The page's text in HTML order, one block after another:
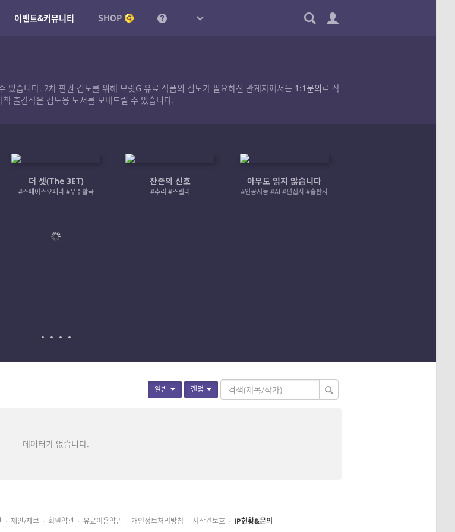
이벤트&커뮤니티 SHOP
있습니다. 2차 판권 검토를 위해 브릿G 유료 작품의 검토가 필요하신 관계자께서는 1:1문의로 작
출간작은 검토용 도서를 보내드릴 수 있습니다.
더 셋(The 3ET)
#스페이스오페라 #우주활극
잔존의 신호
#추리 #스릴러
아무도 읽지 않습니다
#인공지능 #AI #편집자 #출판사
일반 랜덤
데이터가 없습니다.
· 제안/제보 · 회원약관 · 유료이용약관 · 개인정보처리방침 · 저작권보호 · IP현황&문의